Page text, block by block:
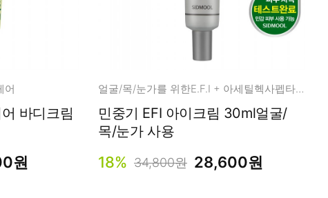
어
바디크림
원
얼굴/목/눈가를 위한E.F.I + 아세틸헥사펩타이드-8 10ppm,64%
민중기 EFI 아이크림 30ml얼굴/
목/눈가 사용
18% 34,800원 28,600원